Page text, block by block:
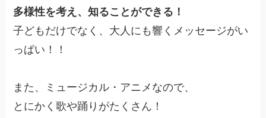
多様性を考え、知ることができる！
子どもだけでなく、大人にも響くメッセージがい
っぱい！！
また、ミュージカル・アニメなので、
とにかく歌や踊りがたくさん！